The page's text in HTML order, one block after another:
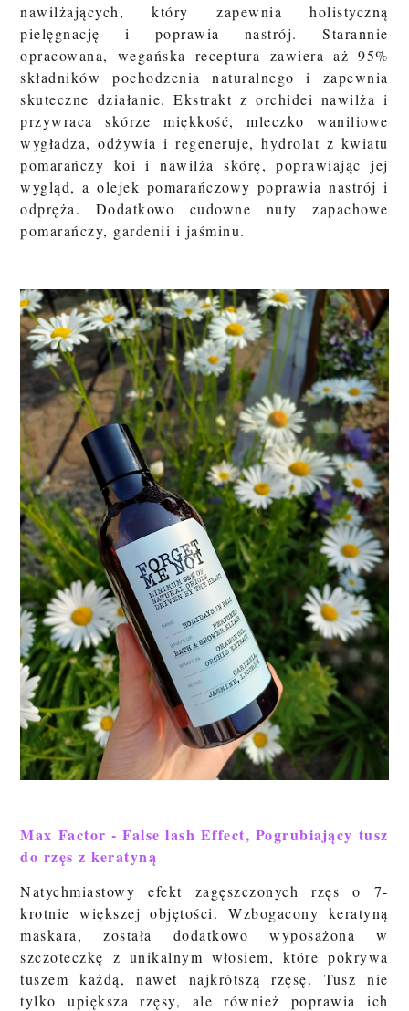
nawilżających, który zapewnia holistyczną
pielęgnację i poprawia nastrój. Starannie
opracowana, wegańska receptura zawiera aż 95%
składników pochodzenia naturalnego i zapewnia
skuteczne działanie. Ekstrakt z orchidei nawilża i
przywraca skórze miękkość, mleczko waniliowe
wygładza, odżywia i regeneruje, hydrolat z kwiatu
pomarańczy koi i nawilża skórę, poprawiając jej
wygląd, a olejek pomarańczowy poprawia nastrój i
odpręża. Dodatkowo cudowne nuty zapachowe
pomarańczy, gardenii i jaśminu.
Max Factor - False lash Effect, Pogrubiający tusz
do rzęs z keratyną
Natychmiastowy efekt zagęszczonych rzęs o 7-
krotnie większej objętości. Wzbogacony keratyną
maskara, została dodatkowo wyposażona w
szczoteczkę z unikalnym włosiem, które pokrywa
tuszem każdą, nawet najkrótszą rzęsę. Tusz nie
tylko upiększa rzęsy, ale również poprawia ich